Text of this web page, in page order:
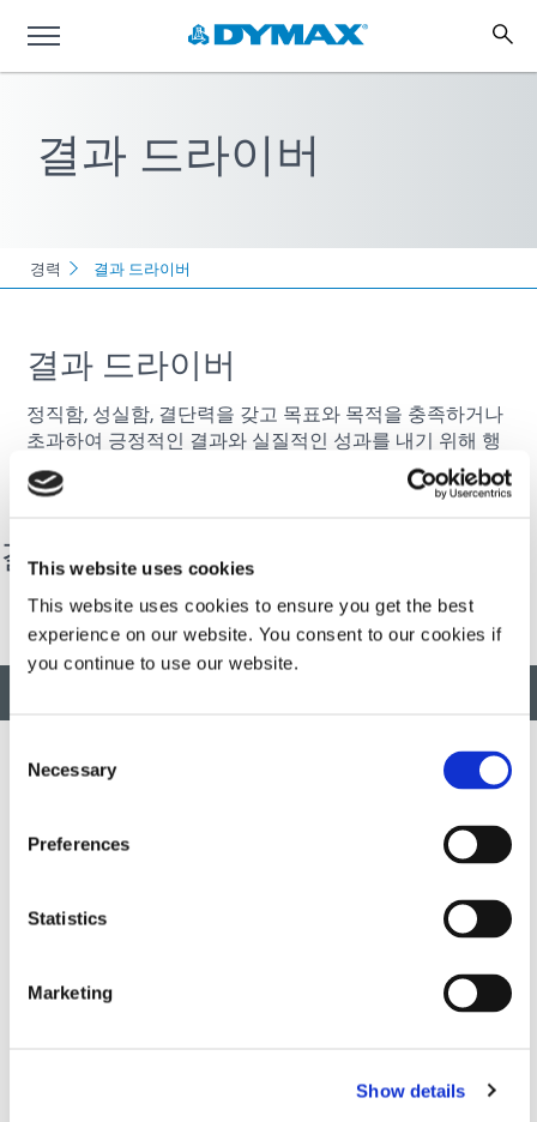
This website uses cookies
This website uses cookies to ensure you get the best
experience on our website. You consent to our cookies if
you continue to use our website.
Selection
Necessary
Preferences
Statistics
Marketing
Show details
결과 드라이버
경력 결과 드라이버
결과 드라이버
정직함, 성실함, 결단력을 갖고 목표와 목적을 충족하거나
초과하여 긍정적인 결과와 실질적인 성과를 내기 위해 행
동합니다.
결과 드라이버
혁신적인 신속하고 광경화 가능한 소재, 분배 장비, UV/LED 광경
화 시스템을 개발하여 제조 효율성을 획기적으로 개선합니다.
이 사이트는 reCAPTCHA 및 그리고